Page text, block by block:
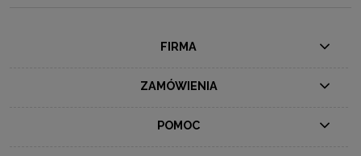
FIRMA
ZAMÓWIENIA
POMOC